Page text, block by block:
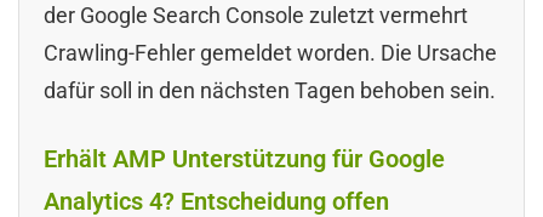
der Google Search Console zuletzt vermehrt
Crawling-Fehler gemeldet worden. Die Ursache
dafür soll in den nächsten Tagen behoben sein.
Erhält AMP Unterstützung für Google
Analytics 4? Entscheidung offen